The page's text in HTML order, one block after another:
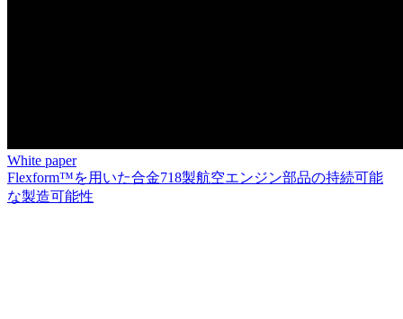
White paper
Flexform™を用いた合金718製航空エンジン部品の持続可能
な製造可能性